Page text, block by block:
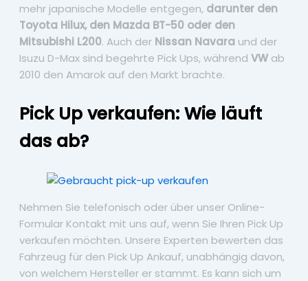
mehr japanische Modelle entgegen, darunter den
Toyota Hilux, den Mazda BT-50 oder den
Mitsubishi L200. Auch der Nissan Navara und der
Isuzu D-Max sind begehrte Pick Ups, während VW ab
2010 den Amarok auf den Markt brachte.
Pick Up verkaufen: Wie läuft
das ab?
Nehmen Sie telefonisch oder über unser Online-
Formular Kontakt mit uns auf, wenn Sie Ihren Pick Up
verkaufen möchten. Unsere Experten bewerten das
Fahrzeug für den Pick Up Ankauf, unabhängig davon,
von welchem Hersteller er stammt. Es kann sich um